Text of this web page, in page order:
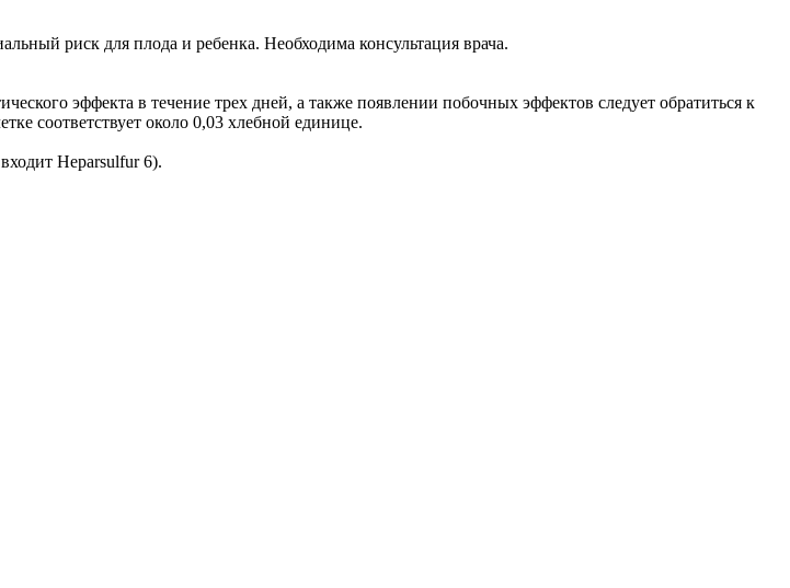
риск для плода и ребенка. Необходима консультация врача.
эффекта в течение трех дней, а также появлении побочных эффектов следует обратиться к
соответствует около 0,03 хлебной единице.
Heparsulfur 6).